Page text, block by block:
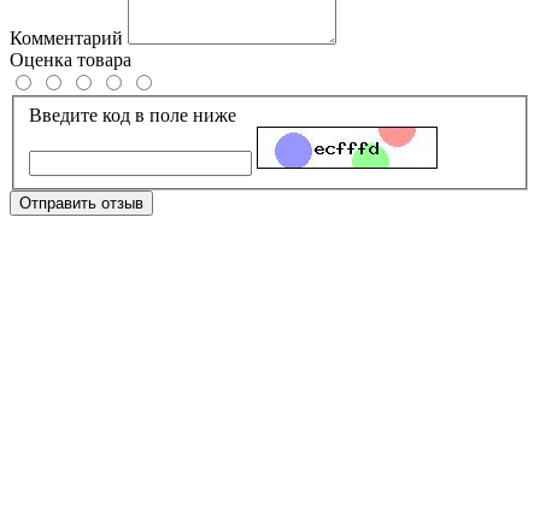
Комментарий
Оценка товара
Введите код в поле ниже
Отправить отзыв